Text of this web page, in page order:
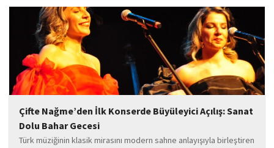
toplumun dikkatini çekiyor. “Hayatta yaşattığın mutluluk en güzel
hediyedir” anlayışıyla yola çıkan Bozkurt,...
Çifte Nağme’den İlk Konserde Büyüleyici Açılış: Sanat
Dolu Bahar Gecesi
Türk müziğinin klasik mirasını modern sahne anlayışıyla birleştiren